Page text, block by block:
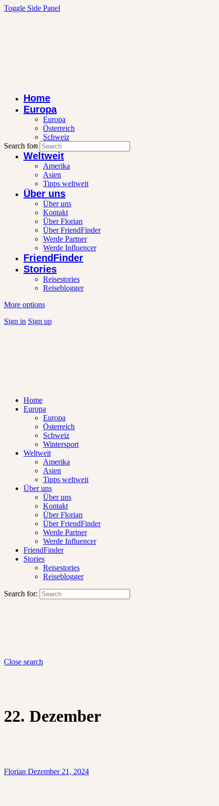
Toggle Side Panel
Home
Europa
Europa
Österreich
Schweiz
Wintersport
Weltweit
Amerika
Asien
Tipps weltweit
Über uns
Über uns
Kontakt
Über Florian
Über FriendFinder
Werde Partner
Werde Influencer
FriendFinder
Stories
Reisestories
Reiseblogger
More options
Sign in Sign up
Search for:
Home
Europa
Europa
Österreich
Schweiz
Wintersport
Weltweit
Amerika
Asien
Tipps weltweit
Über uns
Über uns
Kontakt
Über Florian
Über FriendFinder
Werde Partner
Werde Influencer
FriendFinder
Stories
Reisestories
Reiseblogger
Search for:
Close search
22. Dezember
Florian Dezember 21, 2024